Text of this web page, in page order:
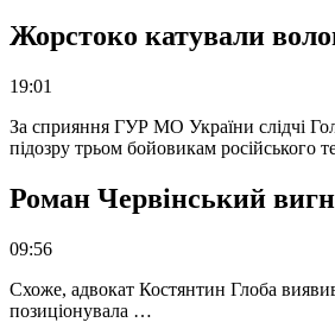
Жорстоко катували
19:01
За сприяння ГУР МО України слідчі
підозру трьом бойовикам російського
Роман Червінський
09:56
Схоже, адвокат Костянтин Глоба
позиціонувала …